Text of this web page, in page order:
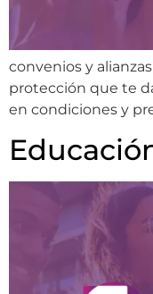
convenios y
protección que te
en condiciones y